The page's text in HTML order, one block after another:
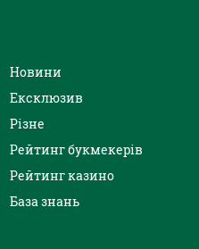
Новини
Ексклюзив
Різне
Рейтинг букмекерів
Рейтинг казино
База знань